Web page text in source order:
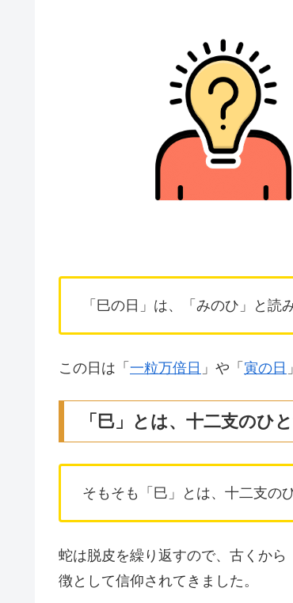
「巳の日」は、「みのひ」と読
この日は「 一粒万倍日 」や「 寅の日
「巳」とは、十二支のひ
そもそも「巳」とは、十二支の
蛇は脱皮を繰り返すので、古くか
徴として信仰されてきました。